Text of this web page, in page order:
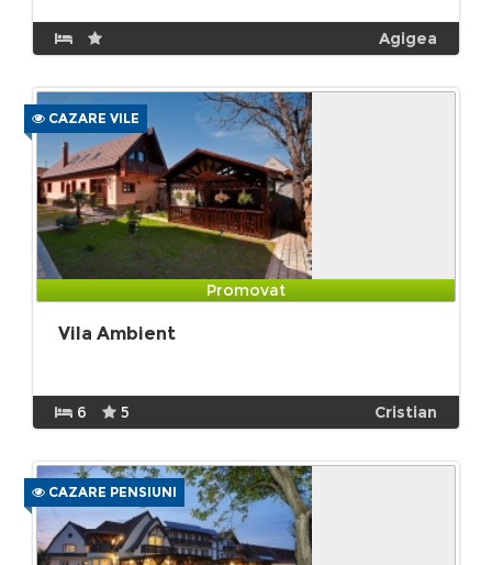
Agigea
CAZARE VILE
Promovat
Vila Ambient
6 5 Cristian
CAZARE PENSIUNI